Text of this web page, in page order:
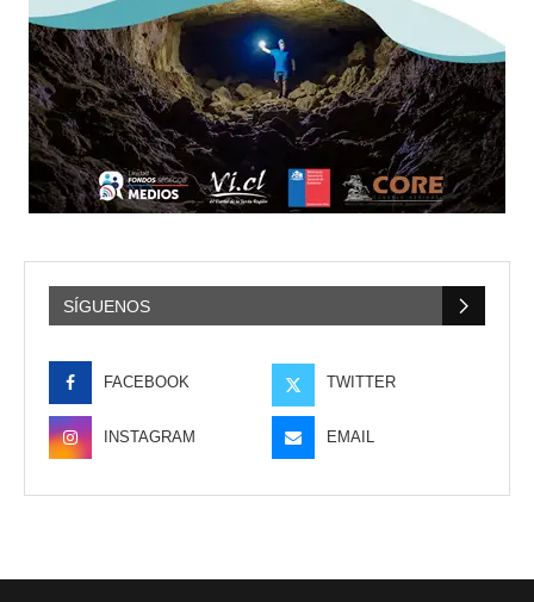
SÍGUENOS
FACEBOOK TWITTER
INSTAGRAM EMAIL